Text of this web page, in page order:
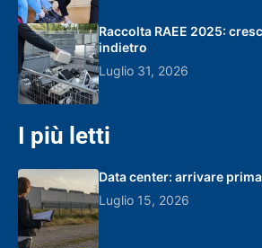
Raccolta RAEE 2025:
indietro
Luglio 31, 2026
I più letti
Data center: arrivare
Luglio 15, 2026